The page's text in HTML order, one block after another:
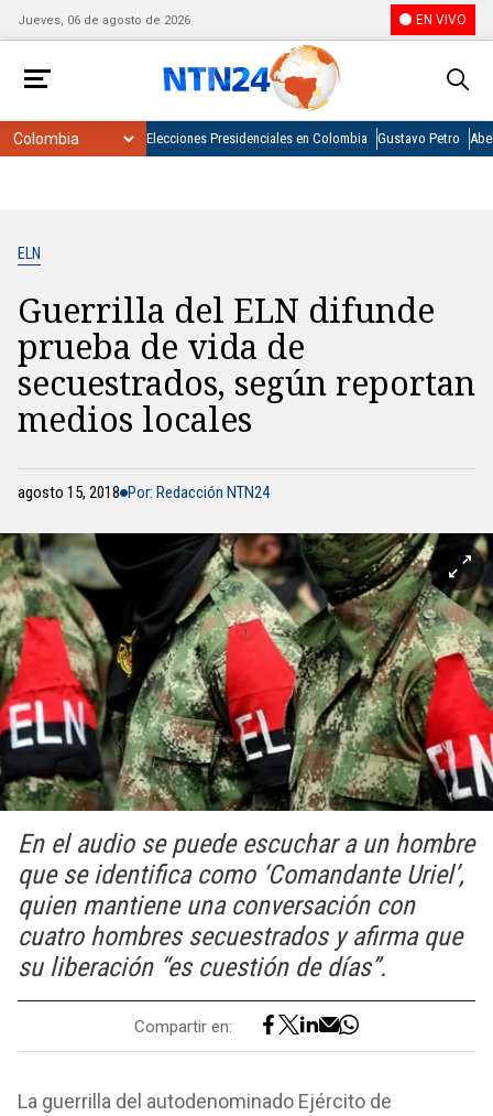
Jueves, 06 de agosto de 2026 EN VIVO
Elecciones Presidenciales en Colombia Gustavo Petro
ELN
Guerrilla del ELN difunde
prueba de vida de
secuestrados, según reportan
medios locales
agosto 15, 2018 Por: Redacción NTN24
En el audio se puede escuchar a un hombre
que se identifica como ‘Comandante Uriel’,
quien mantiene una conversación con
cuatro hombres secuestrados y afirma que
su liberación “es cuestión de días”.
Compartir en:
La guerrilla del autodenominado Ejército de